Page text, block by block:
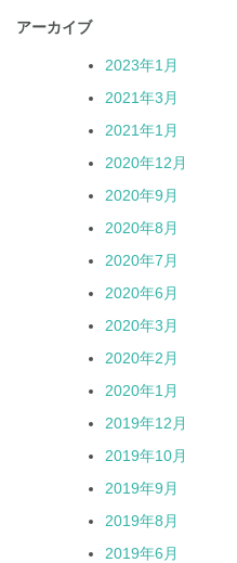
アーカイブ
2023年1月
2021年3月
2021年1月
2020年12月
2020年9月
2020年8月
2020年7月
2020年6月
2020年3月
2020年2月
2020年1月
2019年12月
2019年10月
2019年9月
2019年8月
2019年6月